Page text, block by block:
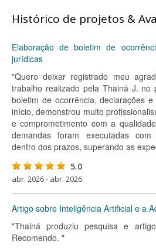
Histórico de projetos &
Elaboração de boletim de
jurídicas
"Quero deixar registrado meu
trabalho realizado pela Thainá J. no
boletim de ocorrência, declarações
início, demonstrou muito
e comprometimento com a
demandas foram executadas
dentro dos prazos, superando as
5.0
abr. 2026 - abr. 2026
Artigo sobre Inteligência Artificial e a
"Thainá produziu pesquisa e
Recomendo. "